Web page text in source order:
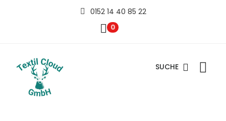
0152 14 40 85 22
0
SUCHE